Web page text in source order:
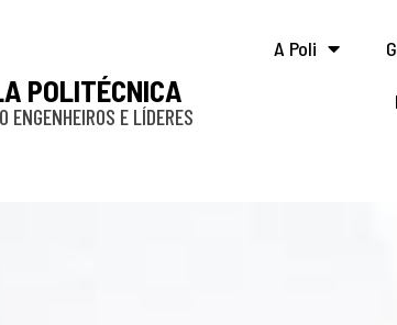
POLITÉCNICA
ENGENHEIROS E LÍDERES
A Poli